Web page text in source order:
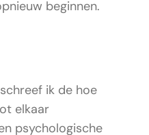
beginnen.
ik de hoe
elkaar
psychologische